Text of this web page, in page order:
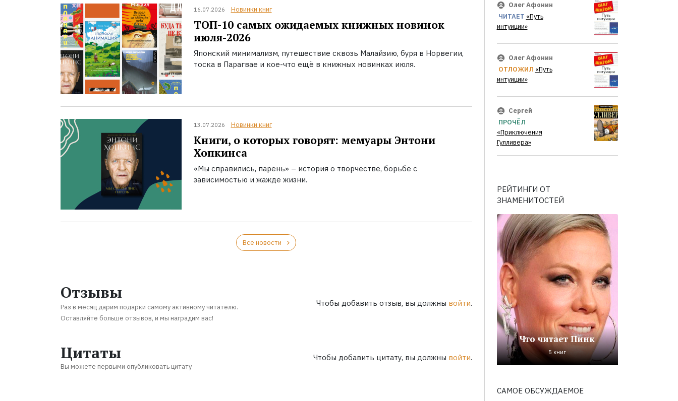
16.07.2026 Новинки книг
ТОП-10 самых ожидаемых книжных новинок
июля-2026
Японский минимализм, путешествие сквозь Малайзию, буря в Норвегии,
тоска в Парагвае и кое-что ещё в книжных новинках июля.
13.07.2026 Новинки книг
Книги, о которых говорят: мемуары Энтони
Хопкинса
«Мы справились, парень» – история о творчестве, борьбе с
зависимостью и жажде жизни.
Все новости
Отзывы
Раз в месяц дарим подарки самому активному читателю.
Оставляйте больше отзывов, и мы наградим вас!
Чтобы добавить отзыв, вы должны войти.
Цитаты
Вы можете первыми опубликовать цитату
Чтобы добавить цитату, вы должны войти.
Олег Афонин
ЧИТАЕТ «Путь
интуиции»
Олег Афонин
ОТЛОЖИЛ «Путь
интуиции»
Сергей
ПРОЧЁЛ
«Приключения
Гулливера»
РЕЙТИНГИ ОТ
ЗНАМЕНИТОСТЕЙ
Что читает Пинк
5 книг
САМОЕ ОБСУЖДАЕМОЕ